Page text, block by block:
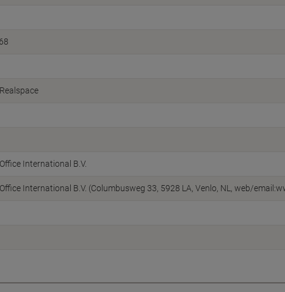
International B.V.
International B.V. (Columbusweg 33, 5928 LA, Venlo, NL, web/